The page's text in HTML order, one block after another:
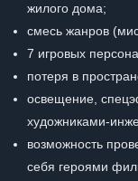
жилого дома;
смесь жанров
7 игровых
потеря в
освещение,
художниками-
возможность
себя героями